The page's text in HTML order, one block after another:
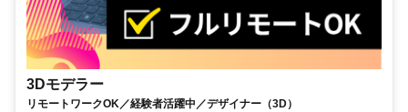
3Dモデラー
リモートワークOK／経験者活躍中／デザイナー（3D）